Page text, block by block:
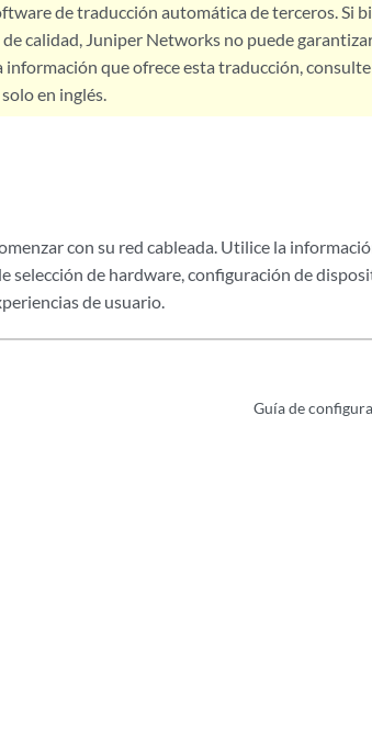
de traducción automática de terceros. Si
calidad, Juniper Networks no puede
que ofrece esta traducción,
en inglés.
con su red cableada. Utilice la
selección de hardware, configuración de
de usuario.
Guía de